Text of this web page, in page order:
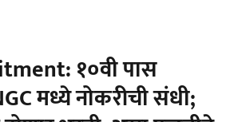
१०वी पास
मध्ये नोकरीची संधी;